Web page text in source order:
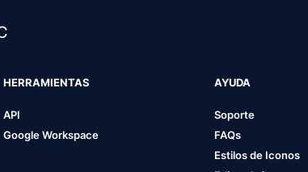
HERRAMIENTAS
API
Google Workspace
AYUDA
Soporte
FAQs
Estilos de Iconos